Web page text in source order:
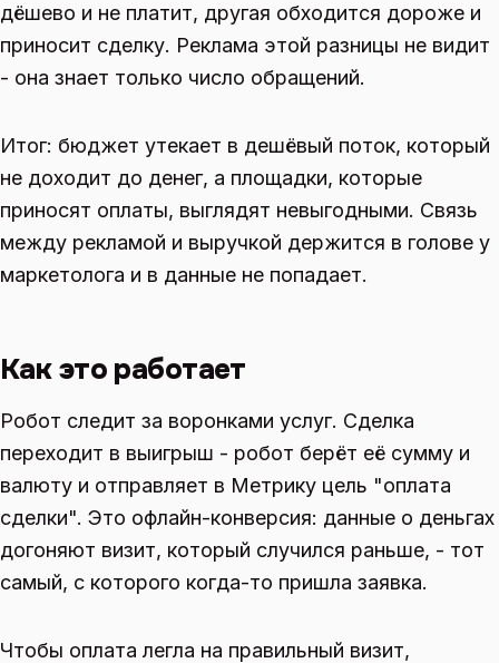
дёшево и не платит, другая обходится дороже и
приносит сделку. Реклама этой разницы не видит
- она знает только число обращений.
Итог: бюджет утекает в дешёвый поток, который
не доходит до денег, а площадки, которые
приносят оплаты, выглядят невыгодными. Связь
между рекламой и выручкой держится в голове у
маркетолога и в данные не попадает.
Как это работает
Робот следит за воронками услуг. Сделка
переходит в выигрыш - робот берёт её сумму и
валюту и отправляет в Метрику цель "оплата
сделки". Это офлайн-конверсия: данные о деньгах
догоняют визит, который случился раньше, - тот
самый, с которого когда-то пришла заявка.
Чтобы оплата легла на правильный визит,